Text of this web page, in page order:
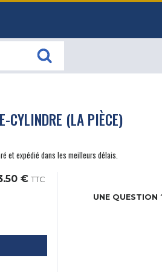
CYLINDRE (LA PIÈCE)
et expédié dans les meilleurs délais.
€ TTC
UNE QUESTION